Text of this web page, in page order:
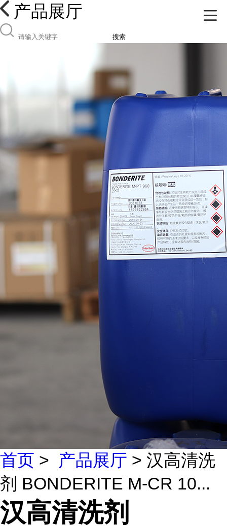
产品展厅
搜索
首页 > 产品展厅 > 汉高清洗
剂 BONDERITE M-CR 10...
汉高清洗剂